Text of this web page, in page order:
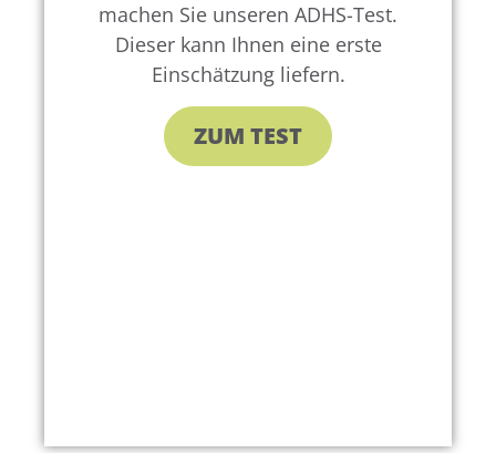
machen Sie unseren ADHS-Test.
Dieser kann Ihnen eine erste
Einschätzung liefern.
ZUM TEST